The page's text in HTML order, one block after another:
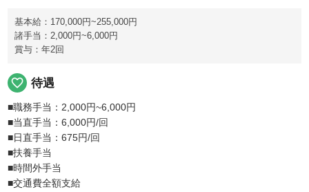
基本給：170,000円~255,000円
諸手当：2,000円~6,000円
賞与：年2回
favorite_border 待遇
■職務手当：2,000円~6,000円
■当直手当：6,000円/回
■日直手当：675円/回
■扶養手当
■時間外手当
■交通費全額支給